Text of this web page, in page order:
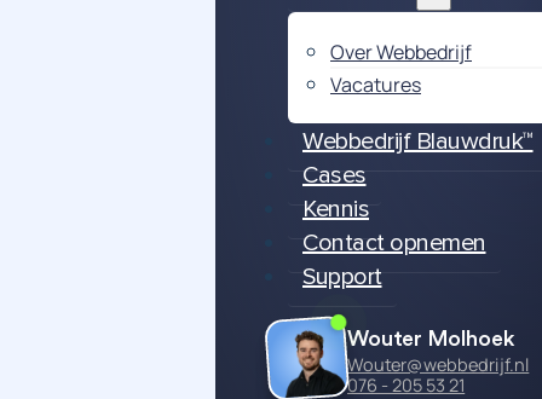
Over Webbedrijf
Vacatures
Webbedrijf Blauwdruk™
Cases
Kennis
Contact opnemen
Support
Wouter Molhoek
Wouter@webbedrijf.nl
076 - 205 53 21